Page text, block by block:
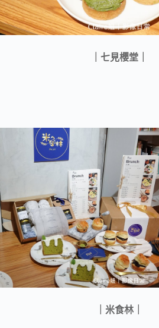
｜七見櫻堂｜
｜米食林｜